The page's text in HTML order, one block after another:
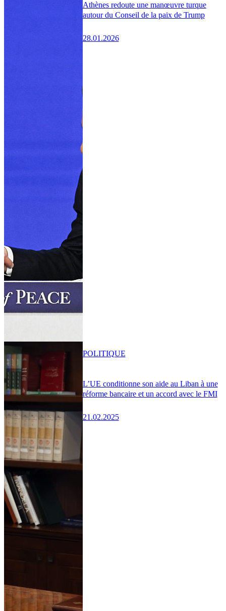
Athènes redoute une manœuvre turque
autour du Conseil de la paix de Trump
28.01.2026
L’UE conditionne son aide au Liban à une
réforme bancaire et un accord avec le FMI
21.02.2025
POLITIQUE